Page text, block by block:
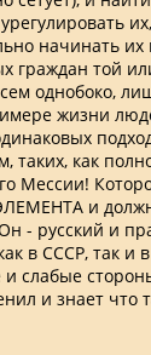
начинать их
граждан той
однобоко,
жизни
таких, как
Мессии!
и
- русский и
в СССР, так и
слабые
и знает что